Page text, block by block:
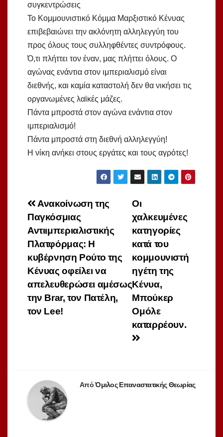
συγκεντρώσεις
Το Κομμουνιστικό Κόμμα Μαρξιστικό Κένυας
επιβεβαιώνει την ακλόνητη αλληλεγγύη του
προς όλους τους συλληφθέντες συντρόφους.
Ό,τι πλήττει τον έναν, μας πλήττει όλους. Ο
αγώνας ενάντια στον ιμπεριαλισμό είναι
διεθνής, και καμία καταστολή δεν θα νικήσει τις
οργανωμένες λαϊκές μάζες.
Πάντα μπροστά στον αγώνα ενάντια στον
ιμπεριαλισμό!
Πάντα μπροστά στη διεθνή αλληλεγγύη!
Η νίκη ανήκει στους εργάτες και τους αγρότες!
Πλοήγηση
άρθρων
Οι
χαλκευμένες
κατηγορίες
κατά του
κομμουνιστή
ηγέτη της
Κένυα,
Μπούκερ
Ομόλε
καταρρέουν.
Ανακοίνωση της
Παγκόσμιας
Αντιιμπεριαλιστικής
Πλατφόρμας: Η
κυβέρνηση Ρούτο της
Κένυας οφείλει να
απελευθερώσει αμέσως
την Brar, τον Πατέλη,
τον Lee!
ΑπόΌμιλος Επαναστατικής Θεωρίας